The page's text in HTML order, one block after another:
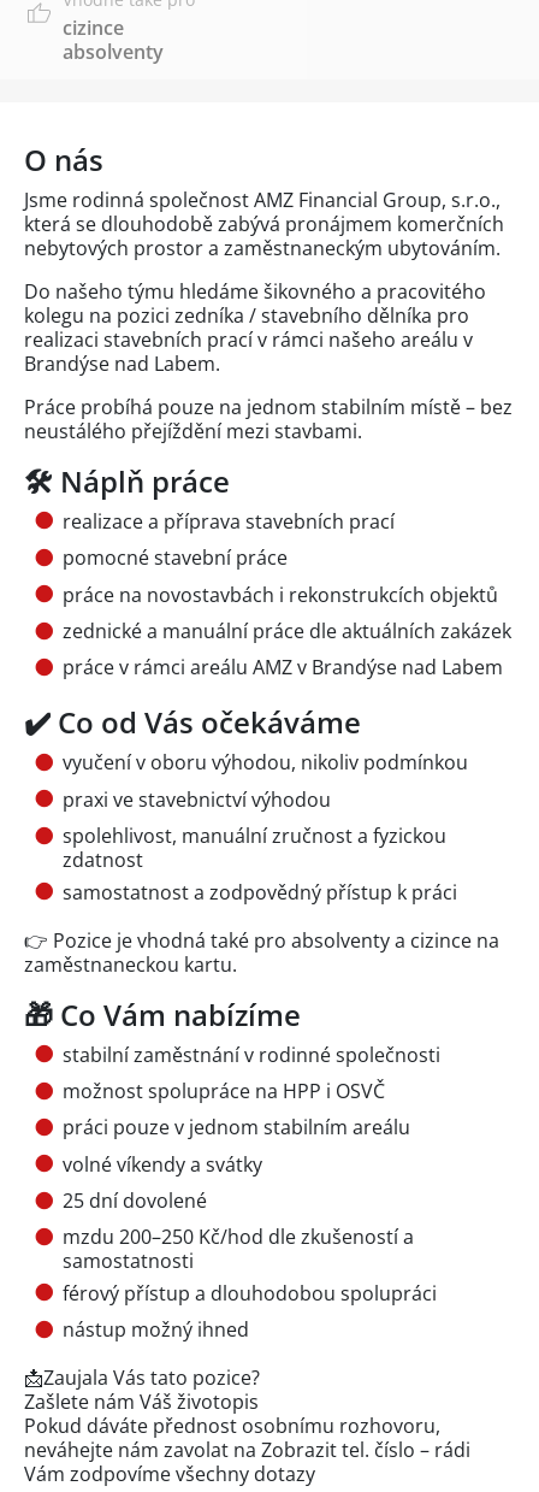
cizince
absolventy
O nás
Jsme rodinná společnost AMZ Financial Group, s.r.o.,
která se dlouhodobě zabývá pronájmem komerčních
nebytových prostor a zaměstnaneckým ubytováním.
Do našeho týmu hledáme šikovného a pracovitého
kolegu na pozici zedníka / stavebního dělníka pro
realizaci stavebních prací v rámci našeho areálu v
Brandýse nad Labem.
Práce probíhá pouze na jednom stabilním místě – bez
neustálého přejíždění mezi stavbami.
🛠️ Náplň práce
realizace a příprava stavebních prací
pomocné stavební práce
práce na novostavbách i rekonstrukcích objektů
zednické a manuální práce dle aktuálních zakázek
práce v rámci areálu AMZ v Brandýse nad Labem
✔️ Co od Vás očekáváme
vyučení v oboru výhodou, nikoliv podmínkou
praxi ve stavebnictví výhodou
spolehlivost, manuální zručnost a fyzickou
zdatnost
samostatnost a zodpovědný přístup k práci
👉 Pozice je vhodná také pro absolventy a cizince na
zaměstnaneckou kartu.
🎁 Co Vám nabízíme
stabilní zaměstnání v rodinné společnosti
možnost spolupráce na HPP i OSVČ
práci pouze v jednom stabilním areálu
volné víkendy a svátky
25 dní dovolené
mzdu 200–250 Kč/hod dle zkušeností a
samostatnosti
férový přístup a dlouhodobou spolupráci
nástup možný ihned
📩Zaujala Vás tato pozice?
Zašlete nám Váš životopis
Pokud dáváte přednost osobnímu rozhovoru,
neváhejte nám zavolat na Zobrazit tel. číslo – rádi
Vám zodpovíme všechny dotazy